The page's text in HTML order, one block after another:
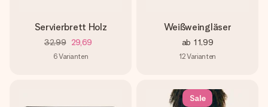
Servierbrett Holz
32,99 29,69
6Varianten
Weißweingläser
ab 11,99
12Varianten
Sale